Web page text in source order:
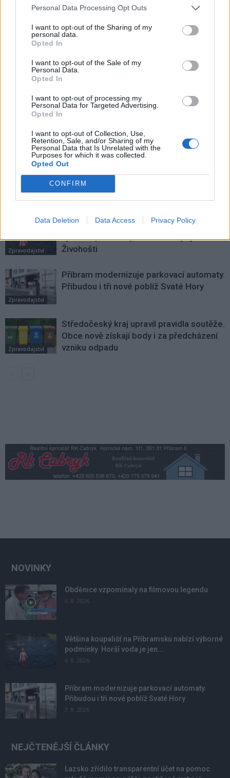
Personal Data Processing Opt Outs
I want to opt-out of the Sharing of my
personal data.
Opted In
I want to opt-out of the Sale of my
Personal Data.
Opted In
I want to opt-out of processing my
Personal Data for Targeted Advertising.
Opted In
I want to opt-out of Collection, Use,
Retention, Sale, and/or Sharing of my
Personal Data that Is Unrelated with the
Purposes for which it was collected.
Opted Out
CONFIRM
Data Deletion Data Access Privacy Policy
Příbram senioři volná místa zimní stadion
Předchozí článek
obsazení včetně ředitele divadla
o 50 Kč za kleště prodané
v aukci v Příbrami
SOUVISEJÍCÍ ČLÁNKY
VÍCE OD AUTORA
Zpravodajství
Většina koupališť na Příbramsku nabízí
výborné podmínky. Horší voda je jen na
Živohošti
Zpravodajství
Příbram modernizuje parkovací automaty.
Přibudou i tři nové poblíž Svaté Hory
Zpravodajství
Středočeský kraj upravil pravidla soutěže.
Obce nově získají body i za předcházení
vzniku odpadu
NOVINKY
Obděnice vzpomínaly na filmovou legendu
6. 8. 2026
Většina koupališť na Příbramsku nabízí výborné
podmínky. Horší voda je jen...
4. 8. 2026
Příbram modernizuje parkovací automaty.
Přibudou i tři nové poblíž Svaté Hory
3. 8. 2026
NEJČTENĚJŠÍ ČLÁNKY
Lazsko zřídilo transparentní účet na pomoc